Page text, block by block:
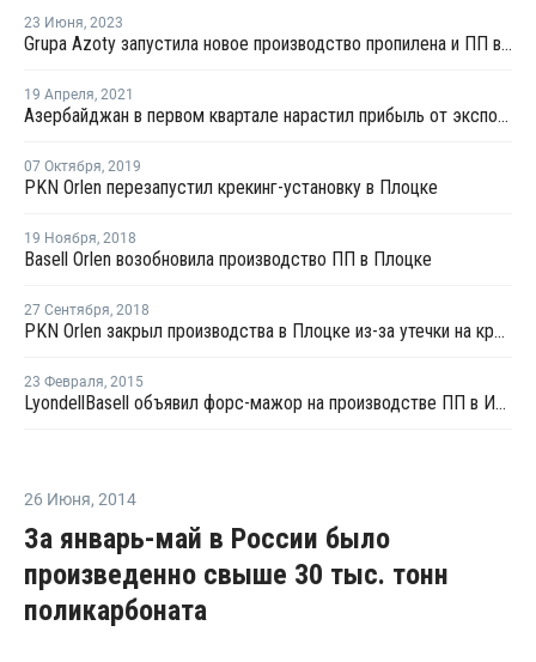
23 Июня, 2023
Grupa Azoty запустила новое производство пропилена и ПП в Польше
19 Апреля, 2021
Азербайджан в первом квартале нарастил прибыль от экспорта ПП более чем на четверть
07 Октября, 2019
PKN Orlen перезапустил крекинг-установку в Плоцке
19 Ноября, 2018
Basell Orlen возобновила производство ПП в Плоцке
27 Сентября, 2018
PKN Orlen закрыл производства в Плоцке из-за утечки на крекинг-установке
23 Февраля, 2015
LyondellBasell объявил форс-мажор на производстве ПП в Италии
26 Июня, 2014
За январь-май в России было
произведенно свыше 30 тыс. тонн
поликарбоната